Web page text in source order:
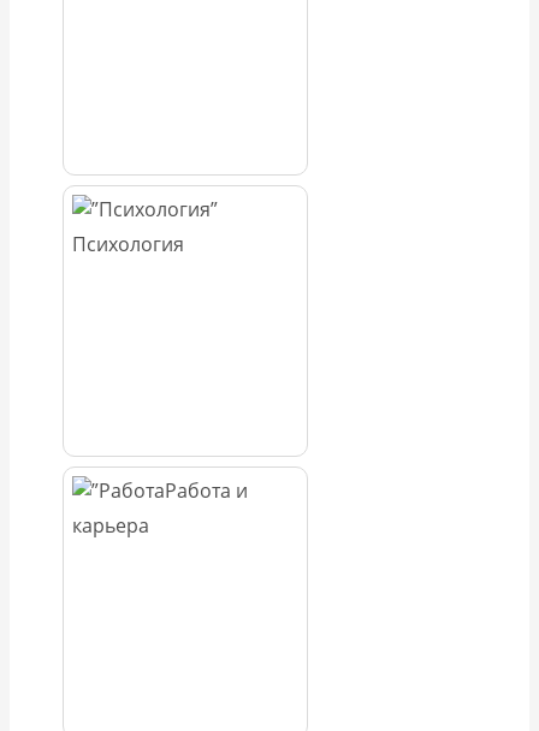
Психология
Работа и
карьера